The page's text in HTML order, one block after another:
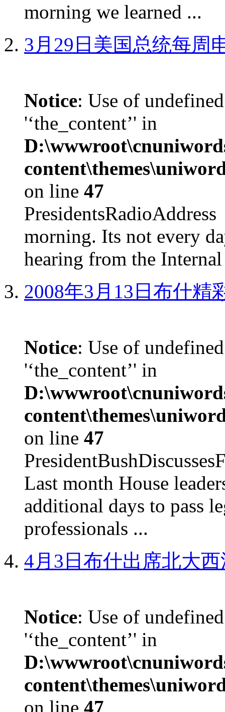
morning we learned ...
3月29日美国总统每周
Notice: Use of
'‘the_content’' in
on line 47
morning. Its not every
hearing from the
2008年3月13日布什精
Notice: Use of
'‘the_content’' in
on line 47
Last month House
additional days to pass
professionals ...
4月3日布什出席北大
Notice: Use of
'‘the_content’' in
on line 47